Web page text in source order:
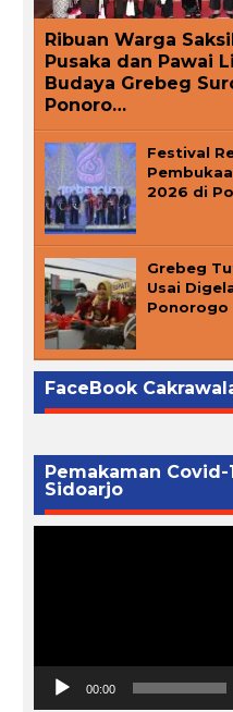
Ribuan Warga
Pusaka dan Pawai
Budaya Grebeg
Ponoro…
Festival
2026 di
Grebeg
Usai
Ponorogo
FaceBook
Pemakaman Covid-
Sidoarjo
00:00